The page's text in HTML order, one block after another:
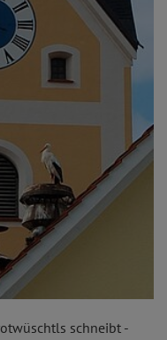
schneibt -